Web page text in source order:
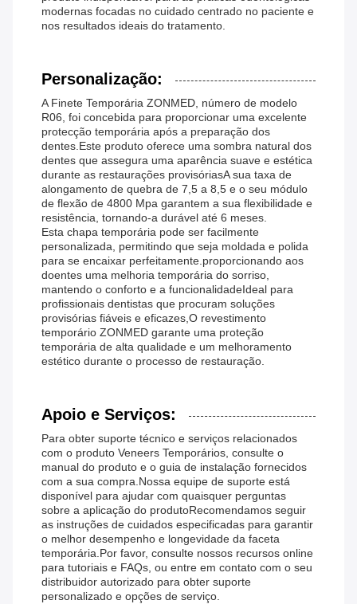
modernas focadas no cuidado centrado no paciente e
nos resultados ideais do tratamento.
Personalização:
A Finete Temporária ZONMED, número de modelo
R06, foi concebida para proporcionar uma excelente
protecção temporária após a preparação dos
dentes.Este produto oferece uma sombra natural dos
dentes que assegura uma aparência suave e estética
durante as restaurações provisóriasA sua taxa de
alongamento de quebra de 7,5 a 8,5 e o seu módulo
de flexão de 4800 Mpa garantem a sua flexibilidade e
resistência, tornando-a durável até 6 meses.
Esta chapa temporária pode ser facilmente
personalizada, permitindo que seja moldada e polida
para se encaixar perfeitamente.proporcionando aos
doentes uma melhoria temporária do sorriso,
mantendo o conforto e a funcionalidadeIdeal para
profissionais dentistas que procuram soluções
provisórias fiáveis e eficazes,O revestimento
temporário ZONMED garante uma proteção
temporária de alta qualidade e um melhoramento
estético durante o processo de restauração.
Apoio e Serviços:
Para obter suporte técnico e serviços relacionados
com o produto Veneers Temporários, consulte o
manual do produto e o guia de instalação fornecidos
com a sua compra.Nossa equipe de suporte está
disponível para ajudar com quaisquer perguntas
sobre a aplicação do produtoRecomendamos seguir
as instruções de cuidados especificadas para garantir
o melhor desempenho e longevidade da faceta
temporária.Por favor, consulte nossos recursos online
para tutoriais e FAQs, ou entre em contato com o seu
distribuidor autorizado para obter suporte
personalizado e opções de serviço.